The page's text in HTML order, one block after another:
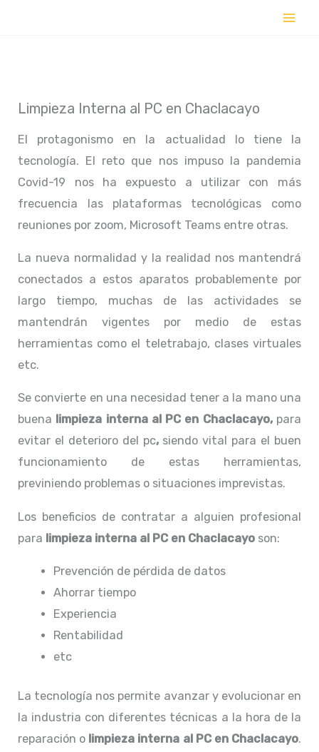
Limpieza Interna al PC en Chaclacayo
El protagonismo en la actualidad lo tiene la
tecnología. El reto que nos impuso la pandemia
Covid-19 nos ha expuesto a utilizar con más
frecuencia las plataformas tecnológicas como
reuniones por zoom, Microsoft Teams entre otras.
La nueva normalidad y la realidad nos mantendrá
conectados a estos aparatos probablemente por
largo tiempo, muchas de las actividades se
mantendrán vigentes por medio de estas
herramientas como el teletrabajo, clases virtuales
etc.
Se convierte en una necesidad tener a la mano una
buena limpieza interna al PC en Chaclacayo, para
evitar el deterioro del pc, siendo vital para el buen
funcionamiento de estas herramientas,
previniendo problemas o situaciones imprevistas.
Los beneficios de contratar a alguien profesional
para limpieza interna al PC en Chaclacayo son:
Prevención de pérdida de datos
Ahorrar tiempo
Experiencia
Rentabilidad
etc
La tecnología nos permite avanzar y evolucionar en
la industria con diferentes técnicas a la hora de la
reparación o limpieza interna al PCen Chaclacayo.